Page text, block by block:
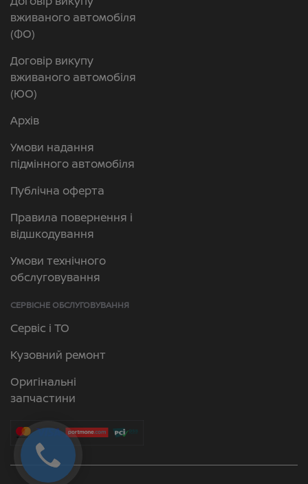
вживаного автомобіля
(ФО)
Договір викупу
вживаного автомобіля
(ЮО)
Архів
Умови надання
підмінного автомобіля
Публічна оферта
Правила повернення і
відшкодування
Умови технічного
обслуговування
СЕРВІСНЕ ОБСЛУГОВУВАННЯ
Сервіс і ТО
Кузовний ремонт
Оригінальні
запчастини